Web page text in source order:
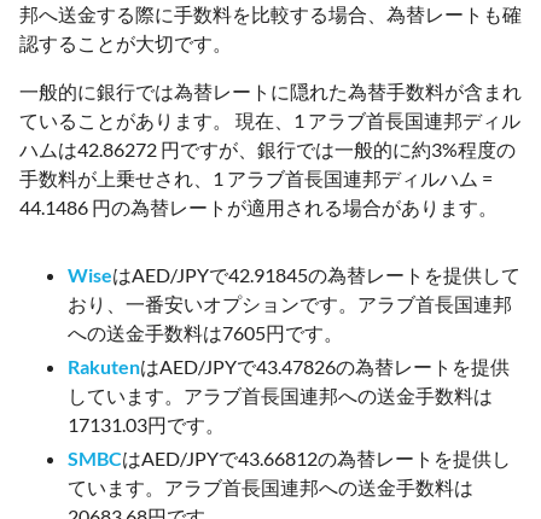
邦へ送金する際に手数料を比較する場合、為替レートも確
認することが大切です。
一般的に銀行では為替レートに隠れた為替手数料が含まれ
ていることがあります。 現在、1 アラブ首長国連邦ディル
ハムは42.86272 円ですが、銀行では一般的に約3%程度の
手数料が上乗せされ、1 アラブ首長国連邦ディルハム =
44.1486 円の為替レートが適用される場合があります。
WiseはAED/JPYで42.91845の為替レートを提供して
おり、一番安いオプションです。アラブ首長国連邦
への送金手数料は7605円です。
RakutenはAED/JPYで43.47826の為替レートを提供
しています。アラブ首長国連邦への送金手数料は
17131.03円です。
SMBCはAED/JPYで43.66812の為替レートを提供し
ています。アラブ首長国連邦への送金手数料は